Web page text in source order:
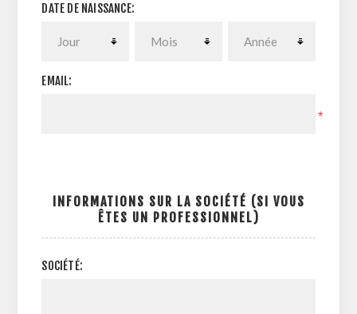
DATE DE NAISSANCE:
EMAIL:
*
INFORMATIONS SUR LA SOCIÉTÉ (SI VOUS
ÊTES UN PROFESSIONNEL)
SOCIÉTÉ: